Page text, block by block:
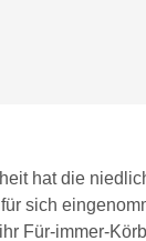
hat die
sich
Für-immer-